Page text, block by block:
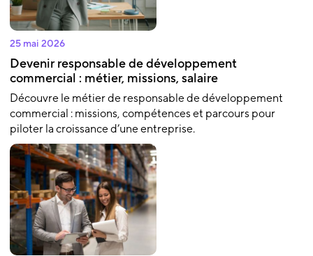
25 mai 2026
Devenir responsable de développement
commercial : métier, missions, salaire
Découvre le métier de responsable de développement
commercial : missions, compétences et parcours pour
piloter la croissance d’une entreprise.